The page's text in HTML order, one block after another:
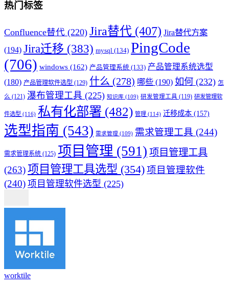
热门标签
Confluence替代 (220) Jira替代 (407) Jira替代方案
(194) Jira迁移 (383) mysql (134) PingCode
(706) windows (162) 产品管理系统 (133) 产品管理系统选型
(180) 产品管理软件选型 (129) 什么 (278) 哪些 (190) 如何 (232) 怎
么 (121) 瀑布管理工具 (225) 知识库 (109) 研发管理工具 (119) 研发管理软
件选型 (116) 私有化部署 (482) 管理 (114) 迁移成本 (157)
选型指南 (543) 需求管理 (109) 需求管理工具 (244)
需求管理系统 (125) 项目管理 (591) 项目管理工具
(263)项目管理工具选型 (354) 项目管理软件
(240) 项目管理软件选型 (225)
worktile